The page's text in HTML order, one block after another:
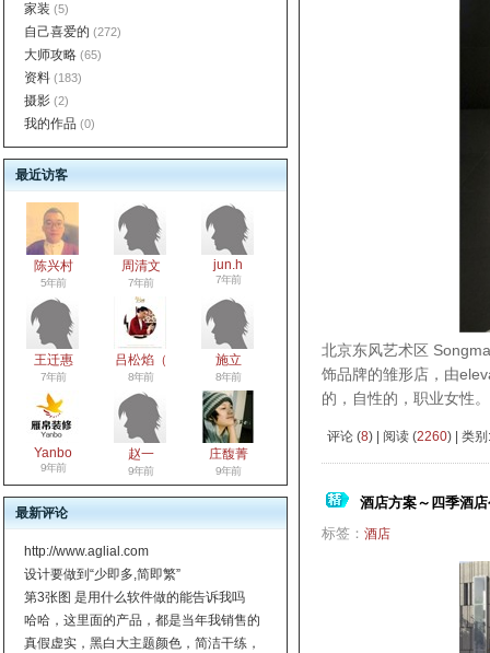
家装 (5)
自己喜爱的 (272)
大师攻略 (65)
资料 (183)
摄影 (2)
我的作品 (0)
最近访客
陈兴村
5年前
周清文
7年前
jun.h
7年前
王迁惠
7年前
吕松焰（
8年前
施立
8年前
Yanbo
9年前
赵一
9年前
庄馥菁
9年前
最新评论
http://www.aglial.com
设计要做到“少即多,简即繁”
第3张图 是用什么软件做的能告诉我吗
哈哈，这里面的产品，都是当年我销售的
真假虚实，黑白大主题颜色，简洁干练，
北京东风艺术区
饰品牌的雏形店，由
的，自性的，职业女
评论 (8) | 阅读 (2260) | 类别:
酒店方案～四季酒
标签： 酒店